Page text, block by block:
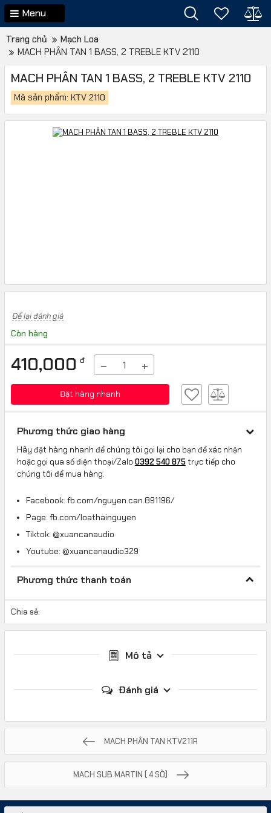
Menu
Trang chủ
Mạch Loa
MACH PHÂN TAN 1 BASS, 2 TREBLE KTV 2110
MACH PHÂN TAN 1 BASS, 2 TREBLE KTV 2110
Mã sản phẩm: KTV 2110
Để lại đánh giá
Còn hàng
410,000 đ − +
Đặt hàng nhanh
Phương thức giao hàng
Hãy đặt hàng nhanh để chúng tôi gọi lại cho bạn để xác nhận
hoặc gọi qua số điện thoại/Zalo 0392 540 875trực tiếp cho
chúng tôi để mua hàng.
Facebook: fb.com/nguyen.can.891196/
Page: fb.com/loathainguyen
Tiktok: @xuancanaudio
Youtube: @xuancanaudio329
Phương thức thanh toán
Chia sẻ:
Mô tả
Đánh giá
MACH PHÂN TAN KTV211R
MACH SUB MARTIN ( 4 SÒ)